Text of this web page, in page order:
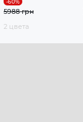
5988 грн
2 цвета